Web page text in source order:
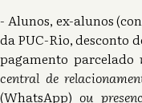
- Alunos, ex-alunos
da PUC-Rio, desconto
pagamento parcelado
central de
(WhatsApp)ou